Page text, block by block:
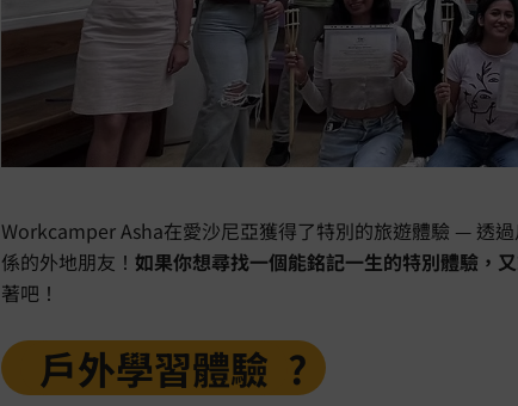
Workcamper Asha在愛沙尼亞獲得了特別的旅遊體驗 — 透
係的外地朋友！ 如果你想尋找一個能銘記一生的特別體驗，
著吧！
戶外學習體驗 ?️